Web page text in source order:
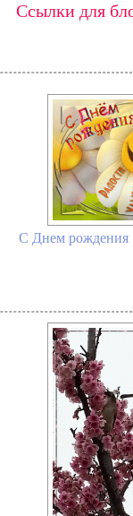
Ссылки для
С Днем рождения